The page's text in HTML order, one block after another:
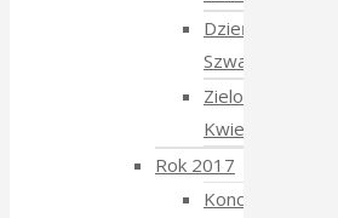
Dzień
Szwajcarski
Zielony
Kwiecień
Rok 2017
Koncert